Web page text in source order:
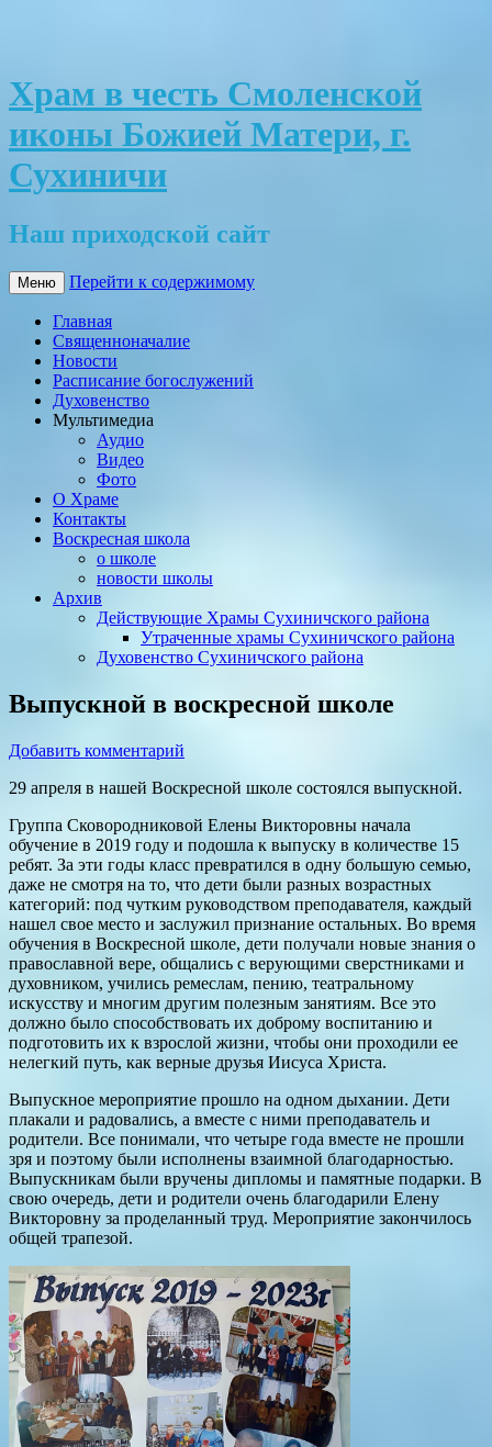
Храм в честь Смоленской
иконы Божией Матери, г.
Сухиничи
Наш приходской сайт
Меню Перейти к содержимому
Главная
Священноначалие
Новости
Расписание богослужений
Духовенство
Мультимедиа
Аудио
Видео
Фото
О Храме
Контакты
Воскресная школа
о школе
новости школы
Архив
Действующие Храмы Сухиничского района
Утраченные храмы Сухиничского района
Духовенство Сухиничского района
Выпускной в воскресной школе
Добавить комментарий
29 апреля в нашей Воскресной школе состоялся выпускной.
Группа Сковородниковой Елены Викторовны начала
обучение в 2019 году и подошла к выпуску в количестве 15
ребят. За эти годы класс превратился в одну большую семью,
даже не смотря на то, что дети были разных возрастных
категорий: под чутким руководством преподавателя, каждый
нашел свое место и заслужил признание остальных. Во время
обучения в Воскресной школе, дети получали новые знания о
православной вере, общались с верующими сверстниками и
духовником, учились ремеслам, пению, театральному
искусству и многим другим полезным занятиям. Все это
должно было способствовать их доброму воспитанию и
подготовить их к взрослой жизни, чтобы они проходили ее
нелегкий путь, как верные друзья Иисуса Христа.
Выпускное мероприятие прошло на одном дыхании. Дети
плакали и радовались, а вместе с ними преподаватель и
родители. Все понимали, что четыре года вместе не прошли
зря и поэтому были исполнены взаимной благодарностью.
Выпускникам были вручены дипломы и памятные подарки. В
свою очередь, дети и родители очень благодарили Елену
Викторовну за проделанный труд. Мероприятие закончилось
общей трапезой.